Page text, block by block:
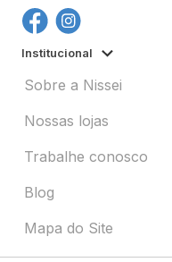
Institucional
Sobre a Nissei
Nossas lojas
Trabalhe conosco
Blog
Mapa do Site